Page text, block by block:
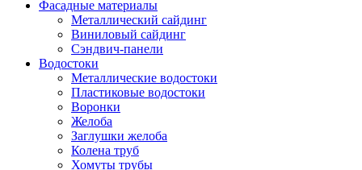
Фасадные материалы
Металлический сайдинг
Виниловый сайдинг
Сэндвич-панели
Водостоки
Металлические водостоки
Пластиковые водостоки
Воронки
Желоба
Заглушки желоба
Колена труб
Хомуты трубы